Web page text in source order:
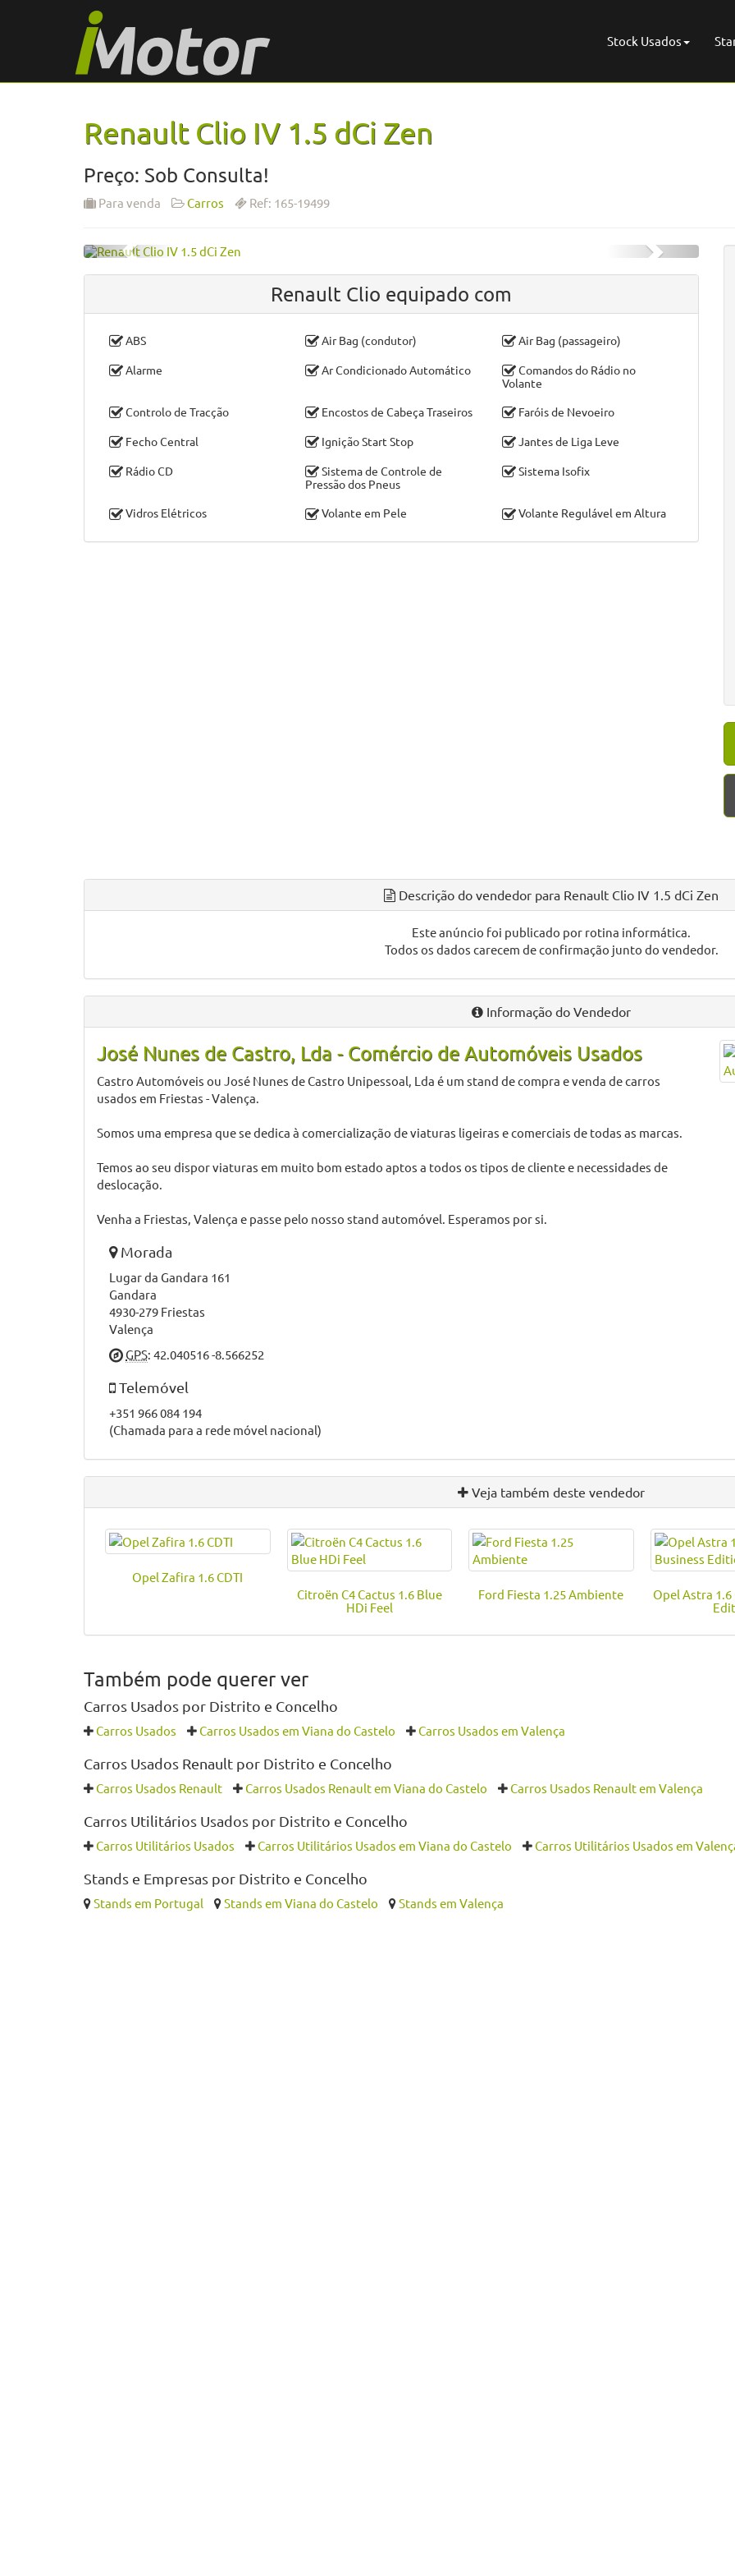
Stock Usados
Renault Clio IV 1.5 dCi Zen
Preço: Sob Consulta!
Para venda Carros Ref: 165-19499
Renault Clio equipado com
ABS Air Bag (condutor) Air Bag (passageiro)
Alarme Ar Condicionado Automático
Comandos do Rádio no
Volante
Controlo de Tracção
Encostos de Cabeça Traseiros Faróis de Nevoeiro
Fecho Central Ignição Start Stop Jantes de Liga Leve
Rádio CD
Sistema de Controle de
Pressão dos Pneus
Sistema Isofix
Vidros Elétricos Volante em Pele Volante Regulável em Altura
Descrição do vendedor para Renault Clio IV 1.5 dCi Zen
Este anúncio foi publicado por rotina informática.
Todos os dados carecem de confirmação junto do vendedor.
Informação do Vendedor
José Nunes de Castro, Lda - Comércio de Automóveis Usados
Castro Automóveis ou José Nunes de Castro Unipessoal, Lda é um stand de compra e venda de carros
usados em Friestas - Valença.
Somos uma empresa que se dedica à comercialização de viaturas ligeiras e comerciais de todas as marcas.
Temos ao seu dispor viaturas em muito bom estado aptos a todos os tipos de cliente e necessidades de
deslocação.
Venha a Friestas, Valença e passe pelo nosso stand automóvel. Esperamos por si.
Morada
Lugar da Gandara 161
Gandara
4930-279 Friestas
Valença
GPS: 42.040516 -8.566252
Telemóvel
+351 966 084 194
(Chamada para a rede móvel nacional)
Veja também deste vendedor
Opel Zafira 1.6 CDTI
Citroën C4 Cactus 1.6 Blue
HDi Feel
Ford Fiesta 1.25 Ambiente
Opel Astra 1.6
Também pode querer ver
Carros Usados por Distrito e Concelho
Carros Usados Carros Usados em Viana do Castelo Carros Usados em Valença
Carros Usados Renault por Distrito e Concelho
Carros Usados Renault Carros Usados Renault em Viana do Castelo Carros Usados Renault em Valença
Carros Utilitários Usados por Distrito e Concelho
Carros Utilitários Usados Carros Utilitários Usados em Viana do Castelo Carros Utilitários Usados em
Stands e Empresas por Distrito e Concelho
Stands em Portugal Stands em Viana do Castelo Stands em Valença